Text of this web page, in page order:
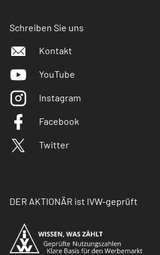
Schreiben Sie uns
Kontakt
YouTube
Instagram
Facebook
Twitter
DER AKTIONÄR ist IVW-geprüft